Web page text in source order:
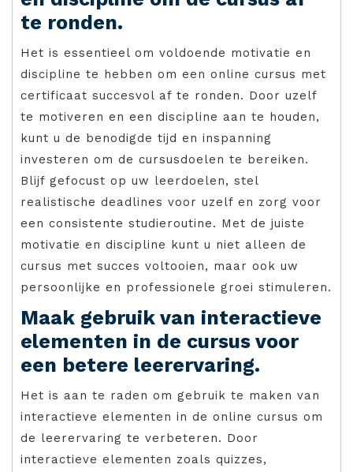
te ronden.
Het is essentieel om voldoende motivatie en
discipline te hebben om een online cursus met
certificaat succesvol af te ronden. Door uzelf
te motiveren en een discipline aan te houden,
kunt u de benodigde tijd en inspanning
investeren om de cursusdoelen te bereiken.
Blijf gefocust op uw leerdoelen, stel
realistische deadlines voor uzelf en zorg voor
een consistente studieroutine. Met de juiste
motivatie en discipline kunt u niet alleen de
cursus met succes voltooien, maar ook uw
persoonlijke en professionele groei stimuleren.
Maak gebruik van interactieve
elementen in de cursus voor
een betere leerervaring.
Het is aan te raden om gebruik te maken van
interactieve elementen in de online cursus om
de leerervaring te verbeteren. Door
interactieve elementen zoals quizzes,